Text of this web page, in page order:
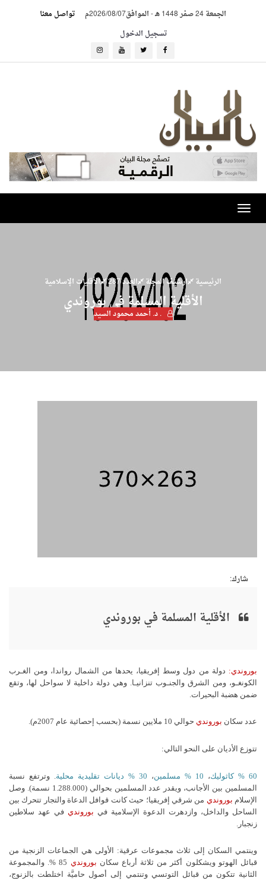
الجمعة 24 صفر 1448 هـ -الموافق2026/08/07م
تواصل معنا
تسجيل الدخول
Toggle
navigation
الرئيسية ارشيف المجلة العدد 287 الأقليات الإسلامية
الأقلية المسلمة في بوروندي
. د. أحمد محمود السيد
شارك:
الأقلية المسلمة في بوروندي
بوروندي: دولة من دول وسط إفريقيا، يحدها من الشمال رواندا، ومن الغـرب
الكونغـو، ومن الشرق والجنـوب تنزانيـا. وهي دولة داخلية لا سواحل لها، وتقع
ضمن هضبة البحيرات.
عدد سكان بوروندي حوالي 10 ملايين نسمة (بحسب إحصائية عام 2007م).
تتوزع الأديان على النحو التالي:
60 % كاثوليك ، 10 % مسلمين ، 30 % ديانات تقليدية محلية
. وترتفع نسبة
المسلمين بين الأجانب، ويقدر عدد المسلمين بحوالي (1.288.000 نسمة). وصل
الإسلام بوروندي من شرقي إفريقيا؛ حيث كانت قوافل الدعاة والتجار تتحرك بين
الساحل والداخل، وازدهرت الدعوة الإسلامية في بوروندي في عهد سلاطين
زنجبار.
وينتمي السكان إلى ثلاث مجموعات عرقية: الأولى هي الجماعات الزنجية من
قبائل الهوتو ويشكلون أكثر من ثلاثة أرباع سكان بوروندي
85 %. والمجموعة
الثانية تتكون من قبائل التوتسي وتنتمي إلى أصول حاميَّة اختلطت بالزنوج،